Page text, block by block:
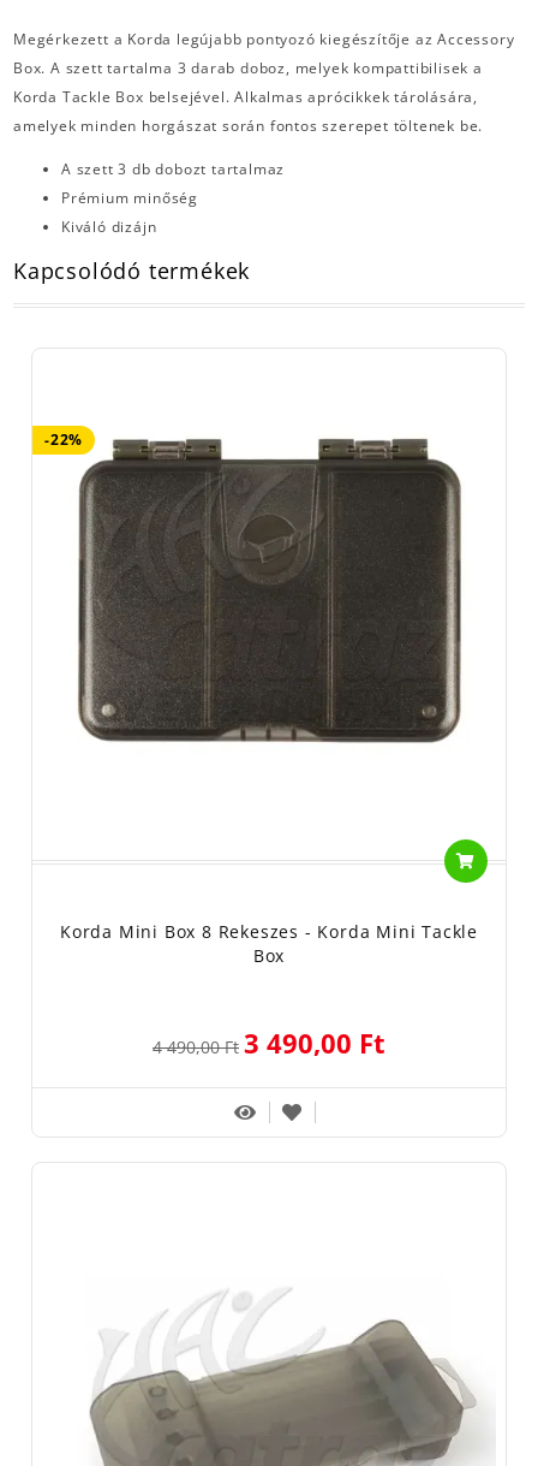
Megérkezett a Korda legújabb pontyozó kiegészítője az Accessory
Box. A szett tartalma 3 darab doboz, melyek kompattibilisek a
Korda Tackle Box belsejével. Alkalmas aprócikkek tárolására,
amelyek minden horgászat során fontos szerepet töltenek be.
A szett 3 db dobozt tartalmaz
Prémium minőség
Kiváló dizájn
Kapcsolódó termékek
-22%
Korda Mini Box 8 Rekeszes - Korda Mini Tackle
Box
4 490,00 Ft 3 490,00 Ft